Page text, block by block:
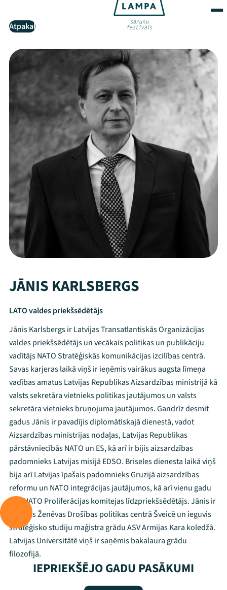
Mana programma
Festivāls
Programma
Viņi bija LAMPĀ 2026
Atpakaļ
JĀNIS KARLSBERGS
LATO valdes priekšsēdētājs
Jānis Karlsbergs ir Latvijas Transatlantiskās Organizācijas
valdes priekšsēdētājs un vecākais politikas un publikāciju
vadītājs NATO Stratēģiskās komunikācijas izcilības centrā.
Savas karjeras laikā viņš ir ieņēmis vairākus augsta līmeņa
vadības amatus Latvijas Republikas Aizsardzības ministrijā kā
valsts sekretāra vietnieks politikas jautājumos un valsts
sekretāra vietnieks bruņojuma jautājumos. Gandrīz desmit
gadus Jānis ir pavadījis diplomātiskajā dienestā, vadot
Aizsardzības ministrijas nodaļas, Latvijas Republikas
pārstāvniecībās NATO un ES, kā arī ir bijis aizsardzības
padomnieks Latvijas misijā EDSO. Briseles dienesta laikā viņš
bija arī Latvijas īpašais padomnieks Gruzijā aizsardzības
reformu un NATO integrācijas jautājumos, kā arī vienu gadu
bija NATO Proliferācijas komitejas līdzpriekšsēdētājs. Jānis ir
studējis Ženēvas Drošības politikas centrā Šveicē un ieguvis
stratēģisko studiju maģistra grādu ASV Armijas Kara koledžā.
Latvijas Universitātē viņš ir saņēmis bakalaura grādu
filozofijā.
IEPRIEKŠĒJO GADU PASĀKUMI